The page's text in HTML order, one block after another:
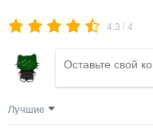
4.3 /4
Лучшие